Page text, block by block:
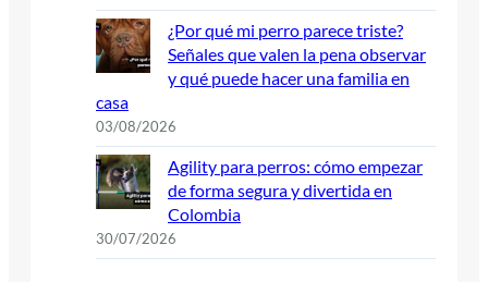
¿Por qué mi perro parece triste?
Señales que valen la pena observar
y qué puede hacer una familia en
casa
03/08/2026
Agility para perros: cómo empezar
de forma segura y divertida en
Colombia
30/07/2026